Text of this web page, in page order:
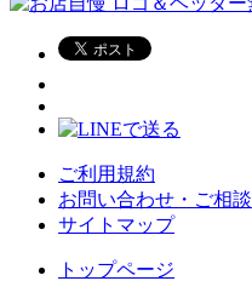
ご利用規約
お問い合わせ・ご相談
サイトマップ
トップページ